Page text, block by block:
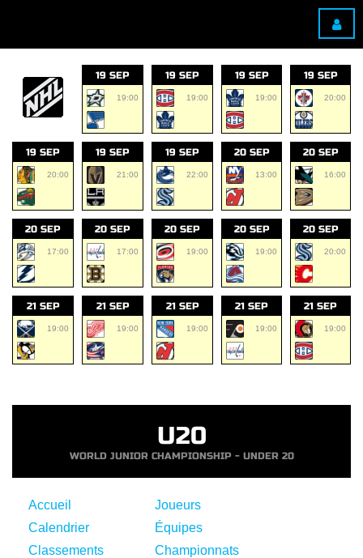
19 SEP
19:00
19 SEP
19:00
19 SEP
19:00
19 SEP
20:00
19 SEP
20:00
19 SEP
21:00
19 SEP
22:00
20 SEP
13:00
20 SEP
16:00
20 SEP
17:00
20 SEP
17:00
20 SEP
19:00
20 SEP
19:00
20 SEP
20:00
21 SEP
19:00
21 SEP
19:00
21 SEP
19:00
21 SEP
19:00
21 SEP
19:00
U20
WORLD JUNIOR CHAMPIONSHIP - UNDER 20
Accueil
Calendrier
Classements
Joueurs
Équipes
Championnats